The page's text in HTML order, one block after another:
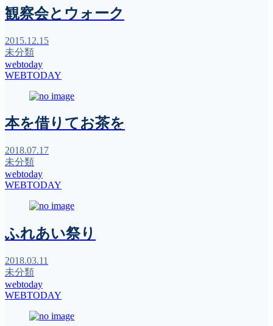
観察会とウォーク
2015.12.15
未分類
webtoday
WEBTODAY
本を借りてお茶を
2018.07.17
未分類
webtoday
WEBTODAY
ふれあい祭り
2018.03.11
未分類
webtoday
WEBTODAY